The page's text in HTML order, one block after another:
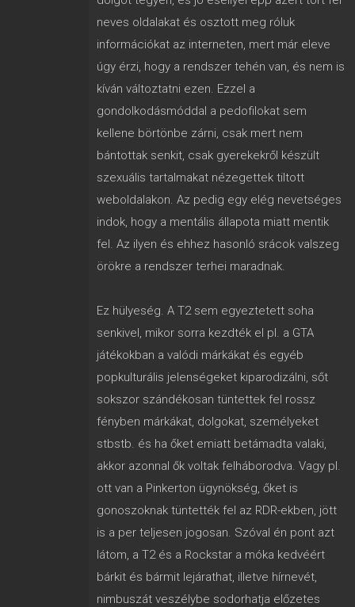
neves oldalakat és osztott meg róluk
információkat az interneten, mert már eleve
úgy érzi, hogy a rendszer tehén van, és nem is
kíván változtatni ezen. Ezzel a
gondolkodásmóddal a pedofilokat sem
kellene börtönbe zárni, csak mert nem
bántottak senkit, csak gyerekekről készült
szexuális tartalmakat nézegettek tiltott
weboldalakon. Az pedig egy elég nevetséges
indok, hogy a mentális állapota miatt mentik
fel. Az ilyen és ehhez hasonló srácok valszeg
örökre a rendszer terhei maradnak.
Ez hülyeség. A T2 sem egyeztetett soha
senkivel, mikor sorra kezdték el pl. a GTA
játékokban a valódi márkákat és egyéb
popkulturális jelenségeket kiparodizálni, sőt
sokszor szándékosan tüntettek fel rossz
fényben márkákat, dolgokat, személyeket
stbstb. és ha őket emiatt betámadta valaki,
akkor azonnal ők voltak felháborodva. Vagy pl.
ott van a Pinkerton ügynökség, őket is
gonoszoknak tüntették fel az RDR-ekben, jött
is a per teljesen jogosan. Szóval én pont azt
látom, a T2 és a Rockstar a móka kedvéért
bárkit és bármit lejárathat, illetve hírnevét,
nimbuszát veszélybe sodorhatja előzetes